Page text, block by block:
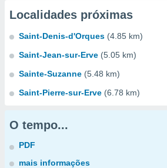
Localidades próximas
Saint-Denis-d'Orques (4.85 km)
Saint-Jean-sur-Erve (5.05 km)
Sainte-Suzanne (5.48 km)
Saint-Pierre-sur-Erve (6.78 km)
O tempo...
PDF
mais informações